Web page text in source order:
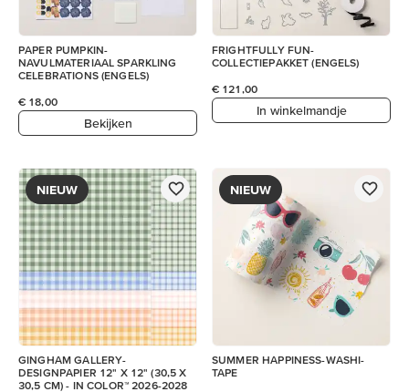
PAPER PUMPKIN-
NAVULMATERIAAL SPARKLING
CELEBRATIONS (ENGELS)
€ 18,00
Bekijken
FRIGHTFULLY FUN-
COLLECTIEPAKKET (ENGELS)
€ 121,00
In winkelmandje
NIEUW
GINGHAM GALLERY-
DESIGNPAPIER 12" X 12" (30,5 X
30,5 CM) - IN COLOR™ 2026-2028
NIEUW
SUMMER HAPPINESS-WASHI-
TAPE